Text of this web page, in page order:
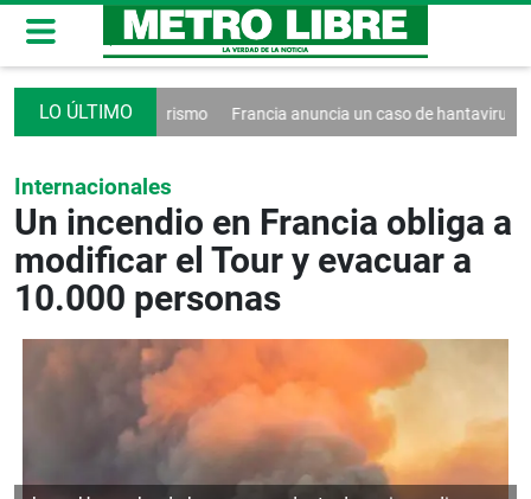
contra el turismo Francia anuncia un caso de hantavirus Andes
Internacionales
Un incendio en Francia obliga a
modificar el Tour y evacuar a
10.000 personas